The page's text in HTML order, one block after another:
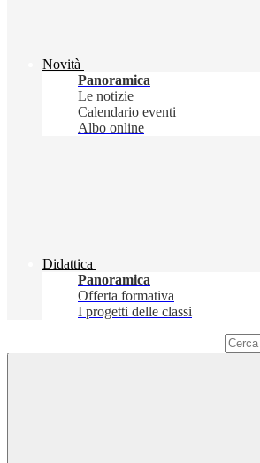
Novità
Panoramica
Le notizie
Calendario eventi
Albo online
Didattica
Panoramica
Offerta formativa
I progetti delle classi